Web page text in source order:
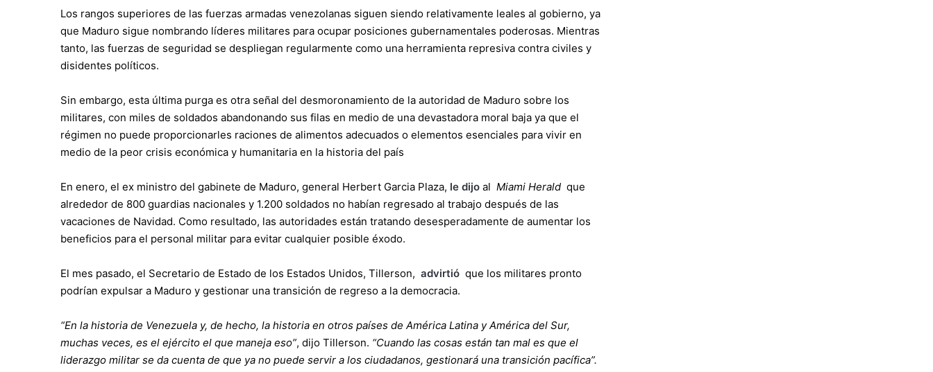
Los rangos superiores de las fuerzas armadas venezolanas siguen siendo relativamente leales al gobierno, ya
que Maduro sigue nombrando líderes militares para ocupar posiciones gubernamentales poderosas. Mientras
tanto, las fuerzas de seguridad se despliegan regularmente como una herramienta represiva contra civiles y
disidentes políticos.
Sin embargo, esta última purga es otra señal del desmoronamiento de la autoridad de Maduro sobre los
militares, con miles de soldados abandonando sus filas en medio de una devastadora moral baja ya que el
régimen no puede proporcionarles raciones de alimentos adecuados o elementos esenciales para vivir en
medio de la peor crisis económica y humanitaria en la historia del país
En enero, el ex ministro del gabinete de Maduro, general Herbert Garcia Plaza, le dijo al Miami Herald que
alrededor de 800 guardias nacionales y 1.200 soldados no habían regresado al trabajo después de las
vacaciones de Navidad. Como resultado, las autoridades están tratando desesperadamente de aumentar los
beneficios para el personal militar para evitar cualquier posible éxodo.
El mes pasado, el Secretario de Estado de los Estados Unidos, Tillerson, advirtió que los militares pronto
podrían expulsar a Maduro y gestionar una transición de regreso a la democracia.
“En la historia de Venezuela y, de hecho, la historia en otros países de América Latina y América del Sur,
muchas veces, es el ejército el que maneja eso”, dijo Tillerson. “Cuando las cosas están tan mal es que el
liderazgo militar se da cuenta de que ya no puede servir a los ciudadanos, gestionará una transición pacífica”.